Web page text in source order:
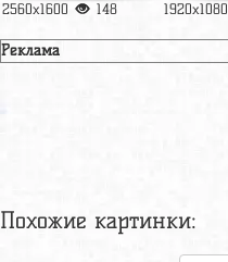
2560x1600 148 1920x1080
Реклама
Похожие картинки: